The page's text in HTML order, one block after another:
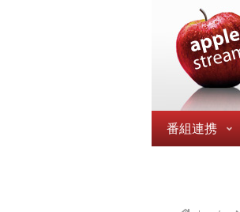
番組連携